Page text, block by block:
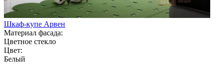
Шкаф-купе Арвен
Материал фасада:
Цветное стекло
Цвет:
Белый